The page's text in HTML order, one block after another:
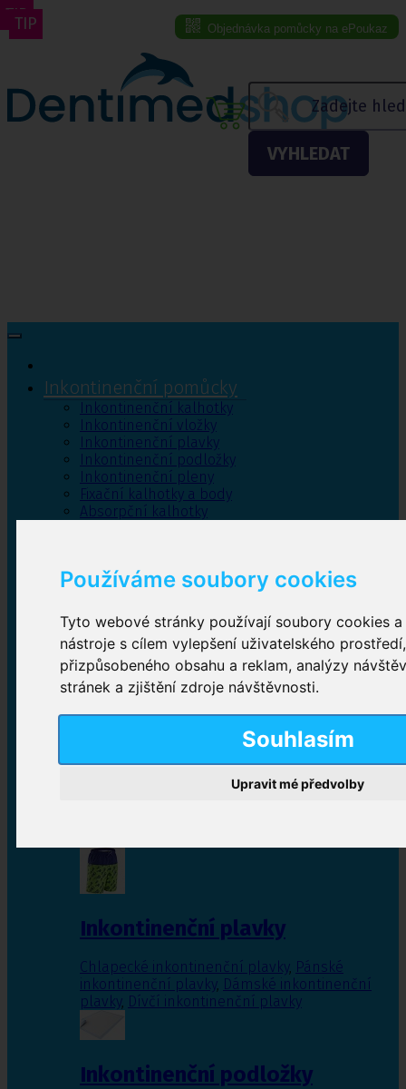
Používáme soubory cookies
Tyto webové stránky používají soubory cookies
nástroje s cílem vylepšení uživatelského
přizpůsobeného obsahu a reklam, analýzy
stránek a zjištění zdroje návštěvnosti.
Souhlasím
Upravit mé předvolby
Objednávka pomůcky na ePoukaz
VYHLEDAT
Menu eshopu
Inkontinenční pomůcky
Inkontinenční kalhotky
Inkontinenční vložky
Inkontinenční plavky
Inkontinenční podložky
Inkontinenční pleny
Fixační kalhotky a body
Absorpční kalhotky
Inkontinenční kalhotky
Plenkové kalhotky navlékací,Plenkové kalhotky
zalepovací,Inkontinenční kalhotky dámské
Inkontinenční vložky
Inkontinenční plavky
Chlapecké inkontinenční plavky, Pánské
inkontinenční plavky, Dámské inkontinenční
plavky, Dívčí inkontinenční plavky
Inkontinenční podložky
TIPTIP